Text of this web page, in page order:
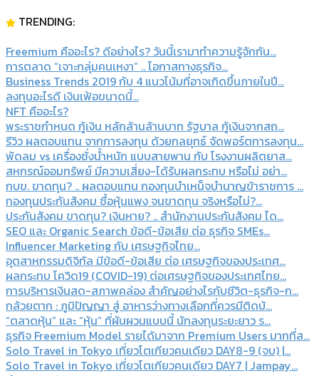
TRENDING:
Freemium คืออะไร? ดีอย่างไร? วันนี้เรามาทำความรู้จักกัน...
การตลาด “เจาะกลุ่มคนเหงา” .. โอกาสทางธุรกิจ...
Business Trends 2019 กับ 4 แนวโน้มที่อาจเกิดขึ้นภายในปี...
ลงทุนอะไรดี เงินเฟ้อขนาดนี้...
NFT คืออะไร?
พระราชกำหนด กู้เงิน หลักล้านล้านบาท รัฐบาล กู้เงินจากสถ...
รีวิว ผลตอบแทน จากการลงทุน ด้วยกลยุทธ์ จัดพอร์ตการลงทุน...
พัดลม vs เครื่องชั่งน้ำหนัก แบบสายพาน กับ โรงงานผลิตยาส...
สหกรณ์ออมทรัพย์ มีความเสี่ยง-ได้รับผลกระทบ หรือไม่ อย่า...
กบข. ขาดทุน? .. ผลตอบแทน กองทุนบําเหน็จบํานาญข้าราชการ ...
กองทุนประกันสังคม ซื้อหุ้นแพง จนขาดทุน จริงหรือไม่?...
ประกันสังคม ขาดทุน? เงินหาย? .. สํานักงานประกันสังคม ได...
SEO และ Organic Search ข้อดี-ข้อเสีย ต่อ ธุรกิจ SMEs...
Influencer Marketing กับ เศรษฐกิจไทย...
อุตสาหกรรมดิจิทัล มีข้อดี-ข้อเสีย ต่อ เศรษฐกิจของประเทศ...
ผลกระทบ โควิด19 (COVID-19) ต่อเศรษฐกิจของประเทศไทย...
การบริหารเงินสด-สภาพคล่อง สำคัญอย่างไรกับชีวิต-ธุรกิจ-ก...
กล้วยตาก : ภูมิปัญญา สู่ อาหารว่างทางเลือกที่ควรมีติดบ้...
“ตลาดหุ้น” และ “หุ้น” ที่ผันผวนแบบนี้ นักลงทุนระยะยาว ร...
ธุรกิจ Freemium Model รายได้มาจาก Premium Users มากที่ส...
Solo Travel in Tokyo เที่ยวโตเกียวคนเดียว DAY8-9 (จบ) |...
Solo Travel in Tokyo เที่ยวโตเกียวคนเดียว DAY7 | Jampay...